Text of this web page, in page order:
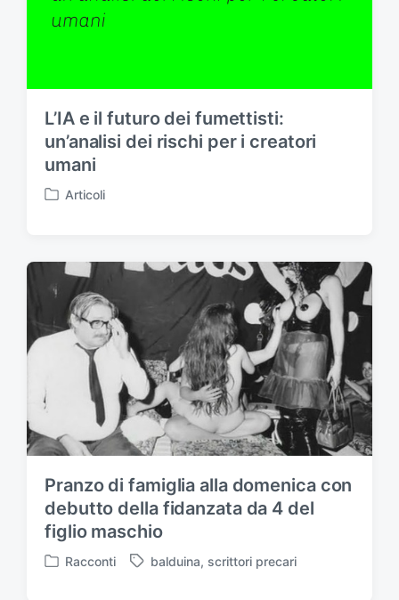
L’IA e il futuro dei fumettisti:
un’analisi dei rischi per i creatori
umani
P
b
a
i
n
Articoli
Pranzo di famiglia alla domenica con
debutto della fidanzata da 4 del
figlio maschio
P
Racconti
T
balduina, scrittori precari